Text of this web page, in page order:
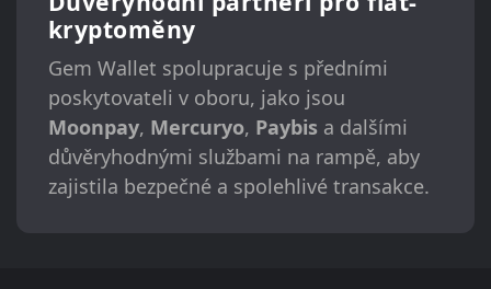
kryptoměny
Gem Wallet spolupracuje s předními
poskytovateli v oboru, jako jsou
Moonpay, Mercuryo, Paybis a dalšími
důvěryhodnými službami na rampě, aby
zajistila bezpečné a spolehlivé transakce.